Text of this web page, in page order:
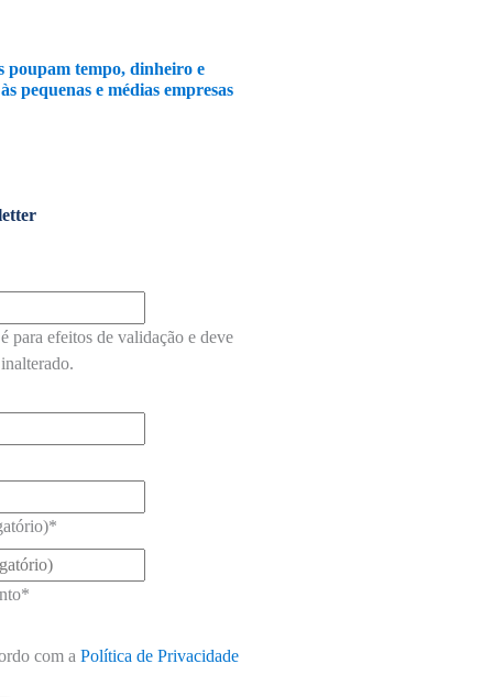
poupam tempo, dinheiro e
pequenas e médias empresas
para efeitos de validação e deve
*
*
com a Política de Privacidade